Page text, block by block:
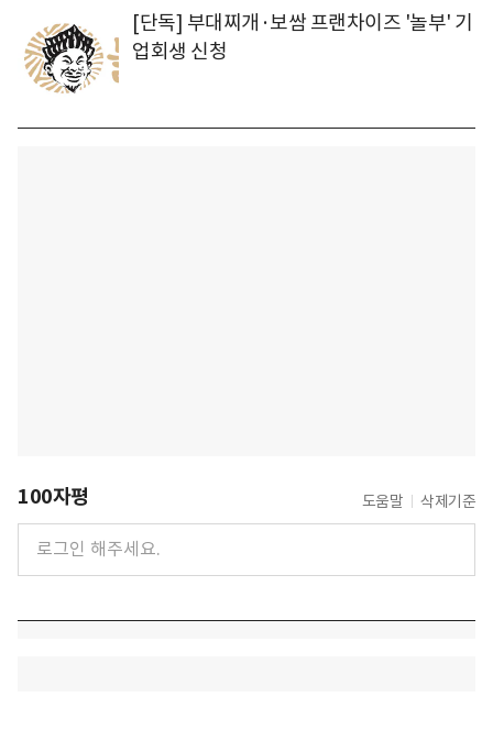
[단독] 부대찌개·보쌈 프랜차이즈 '놀부' 기
업회생 신청
100자평 도움말 삭제기준